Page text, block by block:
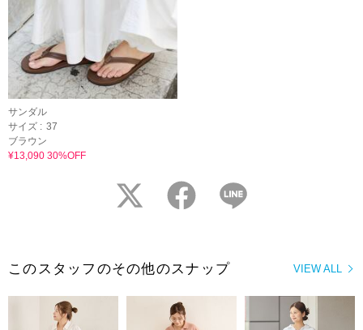
サンダル
サイズ : 37
ブラウン
¥13,090 30%OFF
twitter facebook
VIEW ALL
このスタッフのその他のスナップ